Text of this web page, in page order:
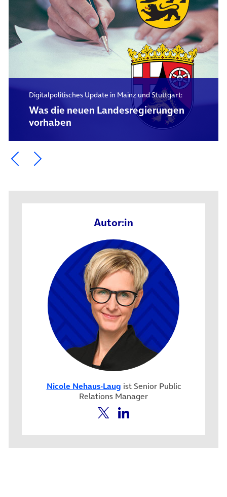
Digitalpolitisches Update in Mainz und Stuttgart:
Was die neuen Landesregierungen
vorhaben
Ein Element zurück blättern
Ein Element weiter blättern
Autor:in
Nicole Nehaus-Laug ist Senior Public
Relations Manager